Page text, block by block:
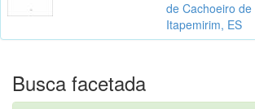
de Cachoeiro de
Itapemirim, ES
Busca facetada